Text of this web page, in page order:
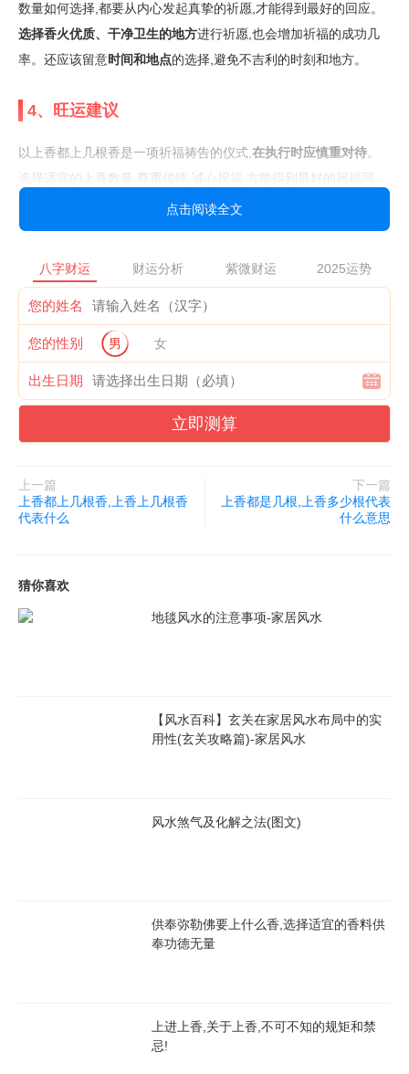
数量如何选择,都要从内心发起真挚的祈愿,才能得到最好的回应。
选择香火优质、干净卫生的地方进行祈愿,也会增加祈福的成功几
率。还应该留意时间和地点的选择,避免不吉利的时刻和地方。
4、旺运建议
以上香都上几根香是一项祈福祷告的仪式, 在执行时应慎重对待。
选择适宜的上香数量,尊重传统,诚心祝福,方能得到最好的祝福回
应。同时,也要留意各种细节和禁忌,避免带来不利影响。祈祷者应
该保持虔诚而谨慎的态度,既要虔诚,也要理智,才能获得神明的眷顾
点击阅读全文
八字财运 财运分析 紫微财运 2025运势
您的姓名
您的性别 男 女
出生日期
立即测算
上一篇
上香都上几根香,上香上几根香
代表什么
下一篇
上香都是几根,上香多少根代表
什么意思
猜你喜欢
地毯风水的注意事项-家居风水
【风水百科】玄关在家居风水布局中的实
用性(玄关攻略篇)-家居风水
风水煞气及化解之法(图文)
供奉弥勒佛要上什么香,选择适宜的香料供
奉功德无量
上进上香,关于上香,不可不知的规矩和禁
忌!